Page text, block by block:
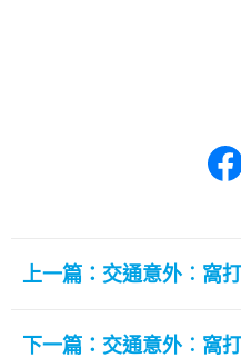
上一篇：交通意外︰窩
下一篇：交通意外︰窩